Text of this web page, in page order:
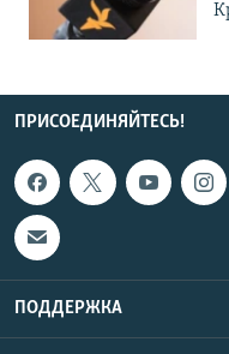
ПРИСОЕДИНЯЙТЕСЬ!
ПОДДЕРЖКА